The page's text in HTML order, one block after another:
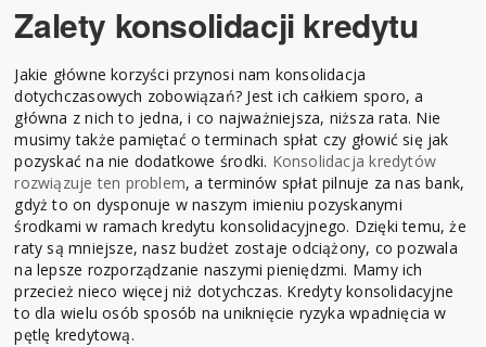
Zalety konsolidacji kredytu
Jakie główne korzyści przynosi nam konsolidacja
dotychczasowych zobowiązań? Jest ich całkiem sporo, a
główna z nich to jedna, i co najważniejsza, niższa rata. Nie
musimy także pamiętać o terminach spłat czy głowić się jak
pozyskać na nie dodatkowe środki. Konsolidacja kredytów
rozwiązuje ten problem, a terminów spłat pilnuje za nas bank,
gdyż to on dysponuje w naszym imieniu pozyskanymi
środkami w ramach kredytu konsolidacyjnego. Dzięki temu, że
raty są mniejsze, nasz budżet zostaje odciążony, co pozwala
na lepsze rozporządzanie naszymi pieniędzmi. Mamy ich
przecież nieco więcej niż dotychczas. Kredyty konsolidacyjne
to dla wielu osób sposób na uniknięcie ryzyka wpadnięcia w
pętlę kredytową.